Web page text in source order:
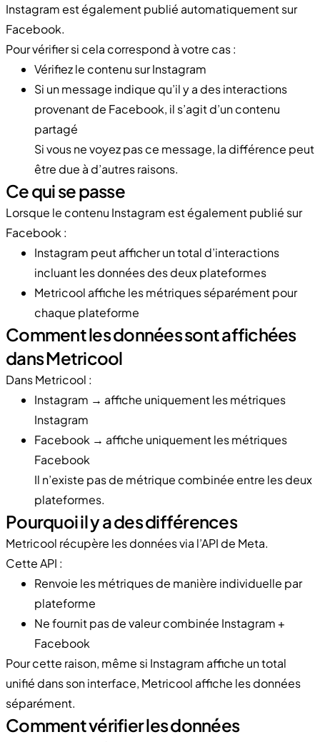
Instagram est également publié automatiquement sur
Facebook.
Pour vérifier si cela correspond à votre cas :
Vérifiez le contenu sur Instagram
Si un message indique qu’il y a des interactions
provenant de Facebook, il s’agit d’un contenu
partagé
Si vous ne voyez pas ce message, la différence peut
être due à d’autres raisons.
Ce qui se passe
Lorsque le contenu Instagram est également publié sur
Facebook :
Instagram peut afficher un total d’interactions
incluant les données des deux plateformes
Metricool affiche les métriques séparément pour
chaque plateforme
Comment les données sont affichées
dans Metricool
Dans Metricool :
Instagram → affiche uniquement les métriques
Instagram
Facebook → affiche uniquement les métriques
Facebook
Il n’existe pas de métrique combinée entre les deux
plateformes.
Pourquoi il y a des différences
Metricool récupère les données via l’API de Meta.
Cette API :
Renvoie les métriques de manière individuelle par
plateforme
Ne fournit pas de valeur combinée Instagram +
Facebook
Pour cette raison, même si Instagram affiche un total
unifié dans son interface, Metricool affiche les données
séparément.
Comment vérifier les données